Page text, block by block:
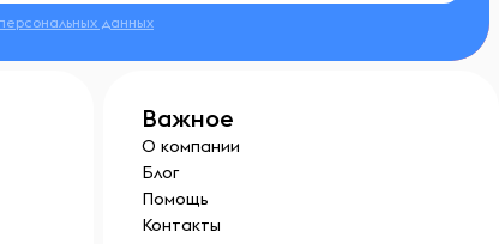
персональных данных
Важное
О компании
Блог
Помощь
Контакты